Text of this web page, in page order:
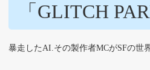
「GLITCH
暴走したAI.その製作者MCがSFの世